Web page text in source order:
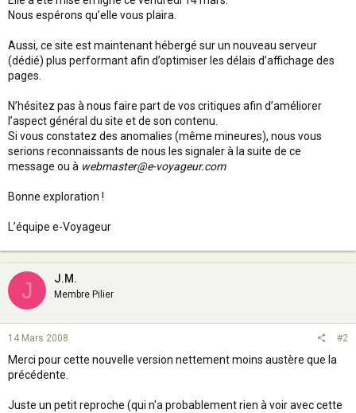
Nous espérons qu’elle vous plaira.
Aussi, ce site est maintenant hébergé sur un nouveau serveur
(dédié) plus performant afin d’optimiser les délais d’affichage des
pages.
N’hésitez pas à nous faire part de vos critiques afin d’améliorer
l’aspect général du site et de son contenu.
Si vous constatez des anomalies (même mineures), nous vous
serions reconnaissants de nous les signaler à la suite de ce
message ou à webmaster@e-voyageur.com
Bonne exploration !
L’équipe e-Voyageur
J J.M.
Membre Pilier
14 Mars 2008 #2
Merci pour cette nouvelle version nettement moins austère que la
précédente.
Juste un petit reproche (qui n'a probablement rien à voir avec cette